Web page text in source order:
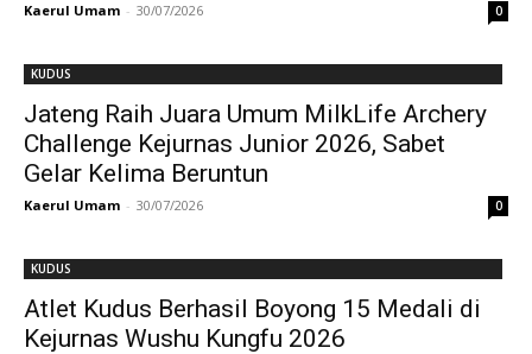
Kaerul Umam - 30/07/2026 0
KUDUS
Jateng Raih Juara Umum MilkLife Archery
Challenge Kejurnas Junior 2026, Sabet
Gelar Kelima Beruntun
Kaerul Umam - 30/07/2026 0
KUDUS
Atlet Kudus Berhasil Boyong 15 Medali di
Kejurnas Wushu Kungfu 2026